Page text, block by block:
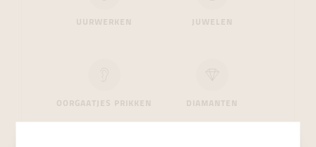
UURWERKEN JUWELEN
OORGAATJES PRIKKEN DIAMANTEN